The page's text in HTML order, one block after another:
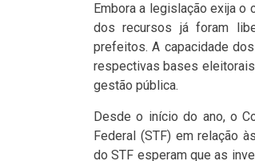
Embora a legislação exija o
dos recursos já foram
prefeitos. A capacidade
respectivas bases
gestão pública.
Desde o início do ano, o
Federal (STF) em relação
do STF esperam que as